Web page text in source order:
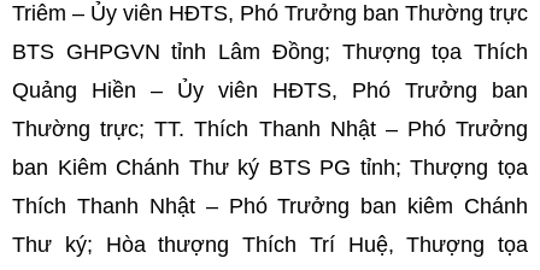
Triêm – Ủy viên HĐTS, Phó Trưởng ban Thường trực
BTS GHPGVN tỉnh Lâm Đồng; Thượng tọa Thích
Quảng Hiền – Ủy viên HĐTS, Phó Trưởng ban
Thường trực; TT. Thích Thanh Nhật – Phó Trưởng
ban Kiêm Chánh Thư ký BTS PG tỉnh; Thượng tọa
Thích Thanh Nhật – Phó Trưởng ban kiêm Chánh
Thư ký; Hòa thượng Thích Trí Huệ, Thượng tọa